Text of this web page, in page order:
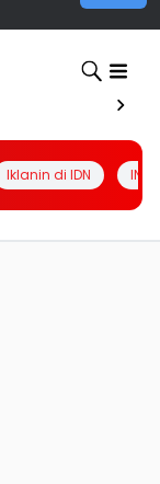
Iklanin di IDN